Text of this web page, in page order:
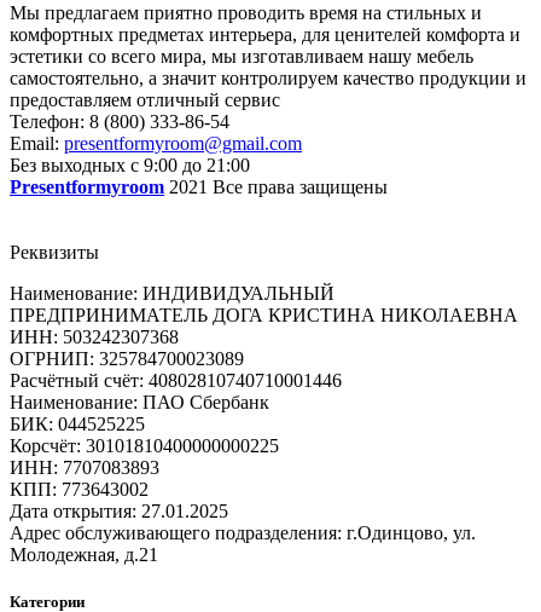
Мы предлагаем приятно проводить время на стильных и
комфортных предметах интерьера, для ценителей комфорта и
эстетики со всего мира, мы изготавливаем нашу мебель
самостоятельно, а значит контролируем качество продукции и
предоставляем отличный сервис
Телефон: 8 (800) 333-86-54
Email: presentformyroom@gmail.com
Без выходных с 9:00 до 21:00
Presentformyroom 2021 Все права защищены
Реквизиты
Наименование: ИНДИВИДУАЛЬНЫЙ
ПРЕДПРИНИМАТЕЛЬ ДОГА КРИСТИНА НИКОЛАЕВНА
ИНН: 503242307368
ОГРНИП: 325784700023089
Расчётный счёт: 40802810740710001446
Наименование: ПАО Сбербанк
БИК: 044525225
Корсчёт: 30101810400000000225
ИНН: 7707083893
КПП: 773643002
Дата открытия: 27.01.2025
Адрес обслуживающего подразделения: г.Одинцово, ул.
Молодежная, д.21
Категории